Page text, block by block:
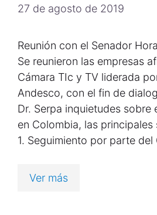
27 de agosto de 2019
Reunión con el Senador
Se reunieron las empresas
Cámara TIc y TV liderada
Andesco, con el fin de
Dr. Serpa inquietudes sobre
en Colombia, las
1. Seguimiento por parte
Ver más